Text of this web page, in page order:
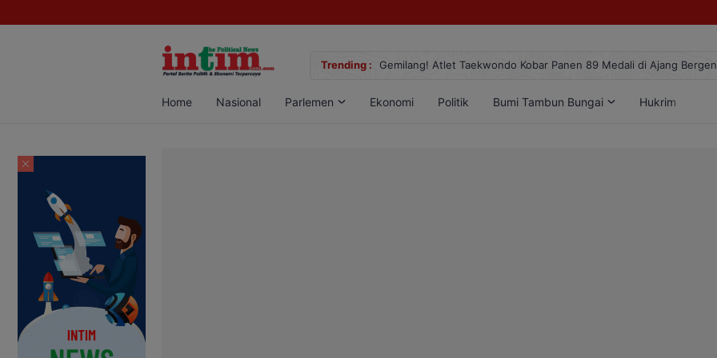
Trending :
Sabu di Pangkalan Bun, Dua Pelaku Diamankan Gemilang! Atlet Taekwondo Kobar Panen 89 Medali di Ajang
Home Nasional Parlemen Ekonomi Politik Bumi Tambun Bungai Hukrim